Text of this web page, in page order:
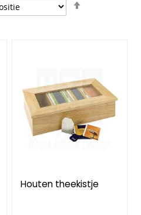
Houten theekistje